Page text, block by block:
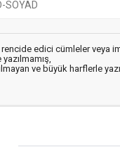
edici cümleler veya
ve büyük harflerle